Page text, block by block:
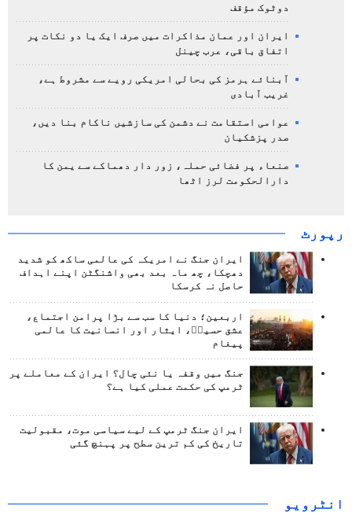
دوٹوک مؤقف
ایران اور عمان مذاکرات میں صرف ایک یا دو نکات پر
اتفاق باقی، عرب چینل
آبنائے ہرمز کی بحالی امریکی رویے سے مشروط ہے،
غریب آبادی
عوامی استقامت نے دشمن کی سازشیں ناکام بنا دیں،
صدر پزشکیان
صنعاء پر فضائی حملہ، زور دار دھماکے سے یمن کا
دارالحکومت لرز اٹھا
رپورٹ
ایران جنگ نے امریکہ کی عالمی ساکھ کو شدید
دھچکا، چھ ماہ بعد بھی واشنگٹن اپنے اہداف
حاصل نہ کرسکا
اربعین؛ دنیا کا سب سے بڑا پرامن اجتماع،
عشق حسینؑ، ایثار اور انسانیت کا عالمی
پیغام
جنگ میں وقفہ یا نئی چال؟ ایران کے معاملے پر
ٹرمپ کی حکمت عملی کیا ہے؟
ایران جنگ ٹرمپ کے لیے سیاسی موت، مقبولیت
تاریخ کی کم ترین سطح پر پہنچ گئی
انٹرويو